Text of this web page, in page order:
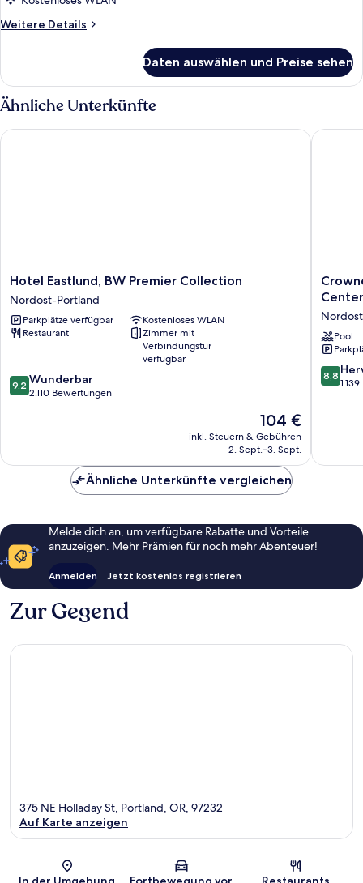
Weitere Details
Weitere
Eckzimmer
(Accessible)
Daten auswählen und Preise sehen
Ähnliche Unterkünfte
Hotel
Eastlund,
BW
Premier
Collection
Hotel Eastlund, BW Premier Collection
Nordost-Portland
Parkplätze verfügbar
Kostenloses WLAN
Restaurant
Zimmer mit
Verbindungstür
verfügbar
9.2
von
9,2 Wunderbar
2.110 Bewertungen
Der
Preis
beträgt
104 €
inkl. Steuern & Gebühren
2. Sept.–3. Sept.
Hotel Eastlund, BW Premier Collection
Crowne
Plaza
Center
by
IHG
Pool
8.8
von
8,8
Crowne
Ähnliche Unterkünfte vergleichen
Melde dich an, um verfügbare Rabatte und Vorteile
anzuzeigen. Mehr Prämien für noch mehr Abenteuer!
Anmelden Jetzt kostenlos registrieren
Zur Gegend
Karte
375 NE Holladay St, Portland, OR, 97232
Auf Karte anzeigen